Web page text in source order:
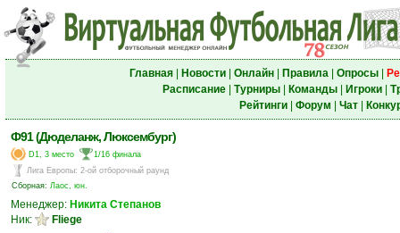
Главная| Новости| Онлайн| Правила| Опросы|
Расписание| Турниры| Команды| Игроки|
Рейтинги| Форум Чат|
Ф91 (Дюделанж, Люксембург)
D1, 3 место
1/16 финала
Лига Европы: 2-ой отборочный раунд
Сборная: Лаос, юн.
Менеджер: Никита Степанов
Ник:
Fliege